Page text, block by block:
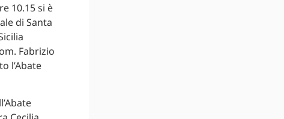
10.15 si è
di Santa
Fabrizio
l’Abate